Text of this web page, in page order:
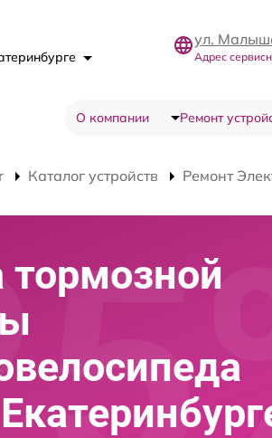
ул.
Адрес
О компании Ремонт
Каталог устройств Ремонт